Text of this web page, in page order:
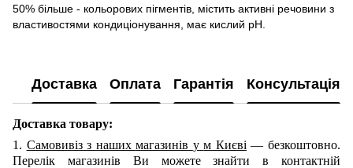
50% більше - кольорових пігментів, містить активні речовини з
властивостями кондиціонування, має кислий pH.
Доставка Оплата Гарантія Консультація
Доставка товару:
1. Самовивіз з нашихмагазинів ум Києві — безкоштовно.
Перелік магазинів Ви можете знайти в контактній